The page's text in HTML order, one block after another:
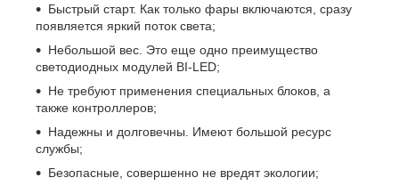
Быстрый старт. Как только фары включаются, сразу
появляется яркий поток света;
Небольшой вес. Это еще одно преимущество
светодиодных модулей BI-LED;
Не требуют применения специальных блоков, а
также контроллеров;
Надежны и долговечны. Имеют большой ресурс
службы;
Безопасные, совершенно не вредят экологии;